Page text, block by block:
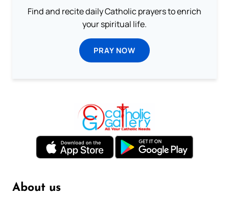
Find and recite daily Catholic prayers to enrich
your spiritual life.
PRAY NOW
About us